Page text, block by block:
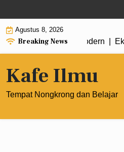
to
contentAgustus 8, 2026
Breaking News
Matematika Modern |
Kafe Ilmu
Tempat Nongkrong dan Belajar